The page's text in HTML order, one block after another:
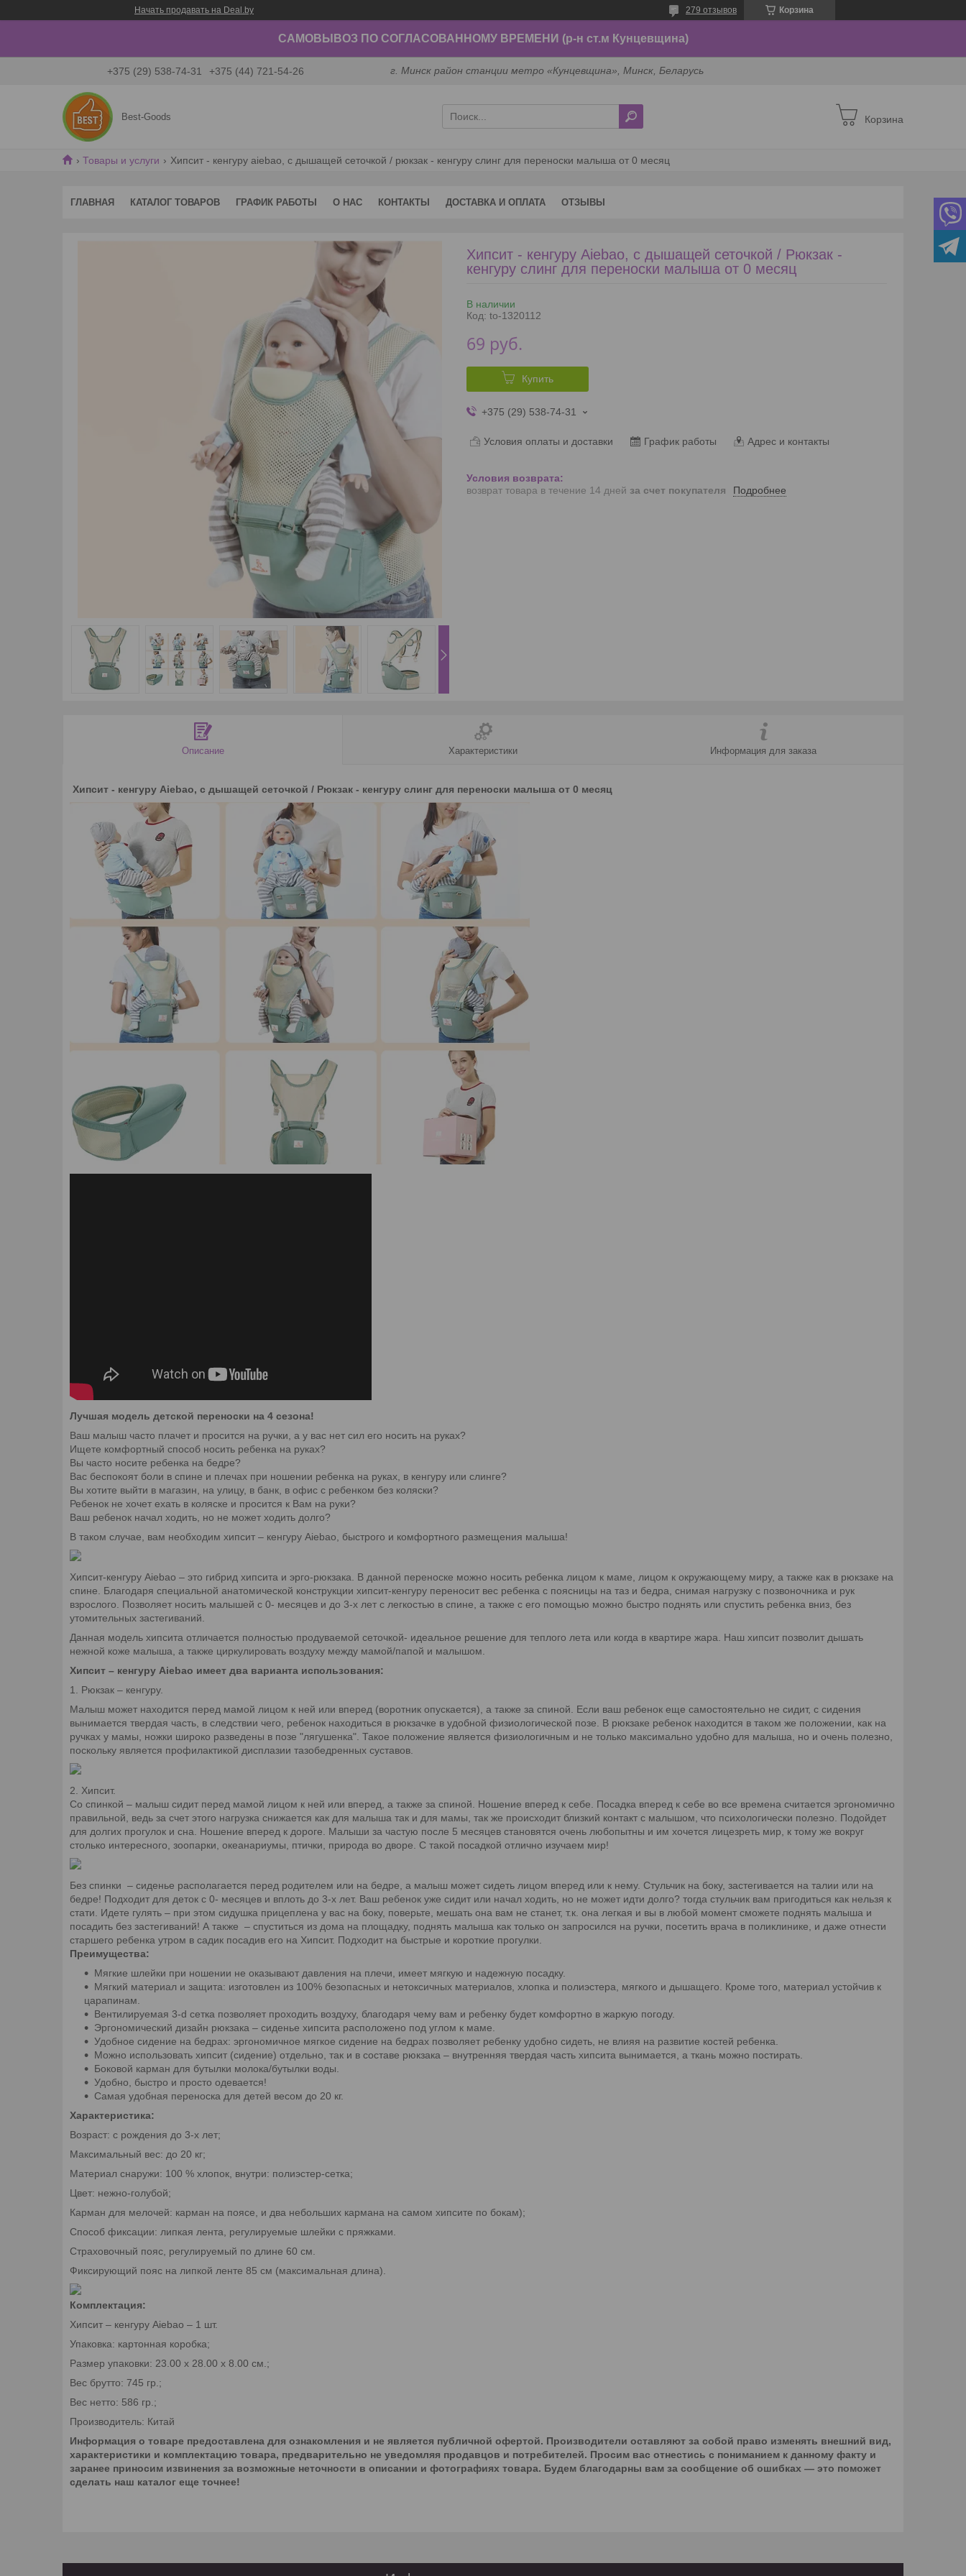
Начать продавать на Deal.by Корзина
279 отзывов
САМОВЫВОЗ ПО СОГЛАСОВАННОМУ ВРЕМЕНИ (р-н ст.м Кунцевщина)
+375 (29) 538-74-31 +375 (44) 721-54-26 г. Минск район станции метро «Кунцевщина», Минск, Беларусь
Best-Goods Корзина
Товары и услуги Хипсит - кенгуру aiebao, с дышащей сеточкой / рюкзак - кенгуру слинг для переноски малыша от 0 месяц
ГЛАВНАЯ КАТАЛОГ ТОВАРОВ ГРАФИК РАБОТЫ О НАС КОНТАКТЫ ДОСТАВКА И ОПЛАТА ОТЗЫВЫ
Хипсит - кенгуру Aiebao, с дышащей сеточкой / Рюкзак -
кенгуру слинг для переноски малыша от 0 месяц
В наличии
Код: to-1320112
69 руб.
Купить
+375 (29) 538-74-31
Условия оплаты и доставки График работы Адрес и контакты
возврат товара в течение 14 дней за счет покупателя Подробнее
Описание Характеристики Информация для заказа
Хипсит - кенгуру Aiebao, с дышащей сеточкой / Рюкзак - кенгуру слинг для переноски малыша от 0 месяц
Лучшая модель детской переноски на 4 сезона!
Ваш малыш часто плачет и просится на ручки, а у вас нет сил его носить на руках?
Ищете комфортный способ носить ребенка на руках?
Вы часто носите ребенка на бедре?
Вас беспокоят боли в спине и плечах при ношении ребенка на руках, в кенгуру или слинге?
Вы хотите выйти в магазин, на улицу, в банк, в офис с ребенком без коляски?
Ребенок не хочет ехать в коляске и просится к Вам на руки?
Ваш ребенок начал ходить, но не может ходить долго?
В таком случае, вам необходим хипсит – кенгуру Aiebao, быстрого и комфортного размещения малыша!
Хипсит-кенгуру Aiebao – это гибрид хипсита и эрго-рюкзака. В данной переноске можно носить ребенка лицом к маме, лицом к окружающему миру, а также как в рюкзаке на
спине. Благодаря специальной анатомической конструкции хипсит-кенгуру переносит вес ребенка с поясницы на таз и бедра, снимая нагрузку с позвоночника и рук
взрослого. Позволяет носить малышей с 0- месяцев и до 3-х лет с легкостью в спине, а также с его помощью можно быстро поднять или спустить ребенка вниз, без
утомительных застегиваний.
Данная модель хипсита отличается полностью продуваемой сеточкой- идеальное решение для теплого лета или когда в квартире жара. Наш хипсит позволит дышать
нежной коже малыша, а также циркулировать воздуху между мамой/папой и малышом.
Хипсит – кенгуру Aiebao имеет два варианта использования:
1. Рюкзак – кенгуру.
Малыш может находится перед мамой лицом к ней или вперед (воротник опускается), а также за спиной. Если ваш ребенок еще самостоятельно не сидит, с сидения
вынимается твердая часть, в следствии чего, ребенок находиться в рюкзачке в удобной физиологической позе. В рюкзаке ребенок находится в таком же положении, как на
ручках у мамы, ножки широко разведены в позе "лягушенка". Такое положение является физиологичным и не только максимально удобно для малыша, но и очень полезно,
поскольку является профилактикой дисплазии тазобедренных суставов.
2. Хипсит.
Со спинкой – малыш сидит перед мамой лицом к ней или вперед, а также за спиной. Ношение вперед к себе. Посадка вперед к себе во все времена считается эргономично
правильной, ведь за счет этого нагрузка снижается как для малыша так и для мамы, так же происходит близкий контакт с малышом, что психологически полезно. Подойдет
для долгих прогулок и сна. Ношение вперед к дороге. Малыши за частую после 5 месяцев становятся очень любопытны и им хочется лицезреть мир, к тому же вокруг
столько интересного, зоопарки, океанариумы, птички, природа во дворе. С такой посадкой отлично изучаем мир!
Без спинки – сиденье располагается перед родителем или на бедре, а малыш может сидеть лицом вперед или к нему. Стульчик на боку, застегивается на талии или на
бедре! Подходит для деток с 0- месяцев и вплоть до 3-х лет. Ваш ребенок уже сидит или начал ходить, но не может идти долго? тогда стульчик вам пригодиться как нельзя к
стати. Идете гулять – при этом сидушка прицеплена у вас на боку, поверьте, мешать она вам не станет, т.к. она легкая и вы в любой момент сможете поднять малыша и
посадить без застегиваний! А также – спуститься из дома на площадку, поднять малыша как только он запросился на ручки, посетить врача в поликлинике, и даже отнести
старшего ребенка утром в садик посадив его на Хипсит. Подходит на быстрые и короткие прогулки.
Преимущества:
Мягкие шлейки при ношении не оказывают давления на плечи, имеет мягкую и надежную посадку.
Мягкий материал и защита: изготовлен из 100% безопасных и нетоксичных материалов, хлопка и полиэстера, мягкого и дышащего. Кроме того, материал устойчив к
царапинам.
Вентилируемая 3-d сетка позволяет проходить воздуху, благодаря чему вам и ребенку будет комфортно в жаркую погоду.
Эргономический дизайн рюкзака – сиденье хипсита расположено под углом к маме.
Удобное сидение на бедрах: эргономичное мягкое сидение на бедрах позволяет ребенку удобно сидеть, не влияя на развитие костей ребенка.
Можно использовать хипсит (сидение) отдельно, так и в составе рюкзака – внутренняя твердая часть хипсита вынимается, а ткань можно постирать.
Боковой карман для бутылки молока/бутылки воды.
Удобно, быстро и просто одевается!
Самая удобная переноска для детей весом до 20 кг.
Характеристика:
Возраст: с рождения до 3-х лет;
Максимальный вес: до 20 кг;
Материал снаружи: 100 % хлопок, внутри: полиэстер-сетка;
Цвет: нежно-голубой;
Карман для мелочей: карман на поясе, и два небольших кармана на самом хипсите по бокам);
Способ фиксации: липкая лента, регулируемые шлейки с пряжками.
Страховочный пояс, регулируемый по длине 60 см.
Фиксирующий пояс на липкой ленте 85 см (максимальная длина).
Комплектация:
Хипсит – кенгуру Aiebao – 1 шт.
Упаковка: картонная коробка;
Размер упаковки: 23.00 х 28.00 х 8.00 см.;
Вес брутто: 745 гр.;
Вес нетто: 586 гр.;
Производитель: Китай
Информация о товаре предоставлена для ознакомления и не является публичной офертой. Производители оставляют за собой право изменять внешний вид,
характеристики и комплектацию товара, предварительно не уведомляя продавцов и потребителей. Просим вас отнестись с пониманием к данному факту и
заранее приносим извинения за возможные неточности в описании и фотографиях товара. Будем благодарны вам за сообщение об ошибках — это поможет
сделать наш каталог еще точнее!